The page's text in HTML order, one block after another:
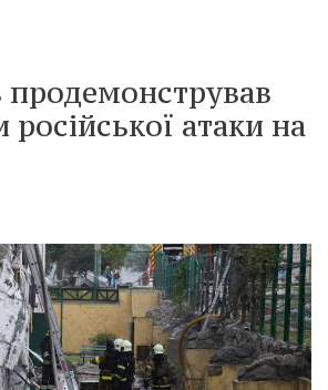
продемонстрував
російської атаки на